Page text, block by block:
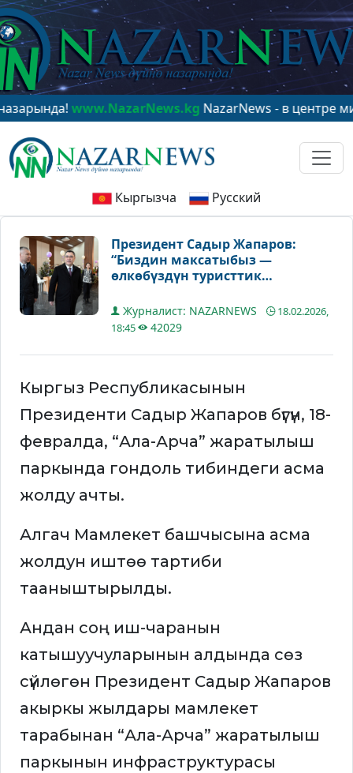
www.NazarNews.kgNazarNews - в центре
Кыргызча Русский
Президент Садыр Жапаров:
“Биздин максатыбыз —
өлкөбүздүн туристтик
жана Кыргызстанды тоо
туризми жаатында дүйнөгө
Журналист: NAZARNEWS
18.02.2026,
18:45
42029
Кыргыз Республикасынын
Президенти Садыр Жапаров бүгүн, 18-
февралда, “Ала-Арча” жаратылыш
паркында гондоль тибиндеги асма
жолду ачты.
Алгач Мамлекет башчысына асма
жолдун иштөө тартиби
тааныштырылды.
Андан соң иш-чаранын
катышуучуларынын алдында сөз
сүйлөгөн Президент Садыр Жапаров
акыркы жылдары мамлекет
тарабынан “Ала-Арча” жаратылыш
паркынын инфраструктурасы